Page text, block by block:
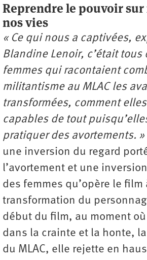
Reprendre le pouvoir sur
nos vies
« Ce qui nous a captivées,
Blandine Lenoir, c’était tous
femmes qui racontaient
militantisme au MLAC les
transformées, comment
capables de tout
pratiquer des avortements. »
une inversion du regard
l’avortement et une
des femmes qu’opère le film
transformation du
début du film, au moment
dans la crainte et la honte,
du MLAC, elle rejette en